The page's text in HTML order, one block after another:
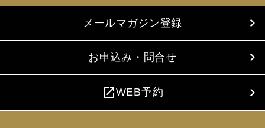
メールマガジン登録
お申込み・問合せ
open_in_newWEB予約